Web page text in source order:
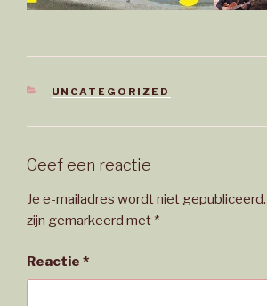
CATEGORIEËN
UNCATEGORIZED
Geef een reactie
Je e-mailadres wordt niet gepubliceerd.
zijn gemarkeerd met *
Reactie *